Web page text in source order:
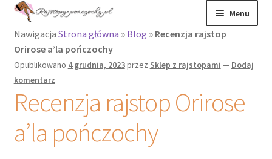
Menu
Rajstopy
Rajstopy Orirose
Pończochy i
zakolanówki
Nawigacja Strona główna » Blog » Recenzja rajstop
Orirose a’la pończochy
Opublikowano 4 grudnia, 2023przez Sklep z rajstopami — Dodaj
komentarz
Recenzja rajstop Orirose
a’la pończochy